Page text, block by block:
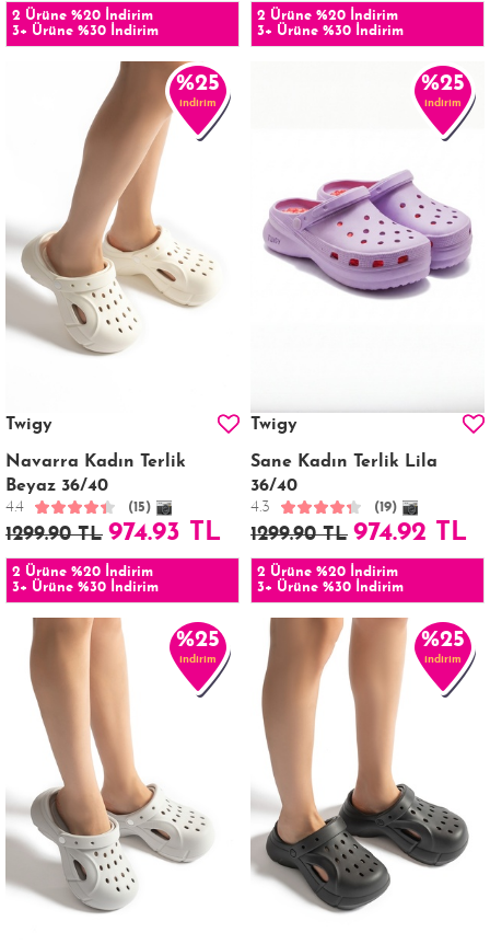
2 Ürüne %20 İndirim
3+ Ürüne %30 İndirim
2 Ürüne %20 İndirim
3+ Ürüne %30 İndirim
%25
indirim
Twigy
Navarra Kadın Terlik
Beyaz 36/40
4.4 (15)
1299.90 TL 974.93 TL
2 Ürüne %20 İndirim
3+ Ürüne %30 İndirim
%25
indirim
Twigy
Sane Kadın Terlik Lila
36/40
4.3 (19)
1299.90 TL 974.92 TL
2 Ürüne %20 İndirim
3+ Ürüne %30 İndirim
%25
indirim
%25
indirim